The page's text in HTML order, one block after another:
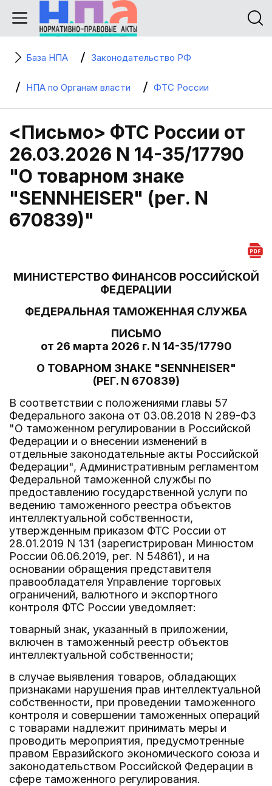
База НПА Законодательство РФ
НПА по Органам власти ФТС России
<Письмо> ФТС России от
26.03.2026 N 14-35/17790
"О товарном знаке
"SENNHEISER" (рег. N
670839)"
МИНИСТЕРСТВО ФИНАНСОВ РОССИЙСКОЙ
ФЕДЕРАЦИИ
ФЕДЕРАЛЬНАЯ ТАМОЖЕННАЯ СЛУЖБА
ПИСЬМО
от 26 марта 2026 г. N 14-35/17790
О ТОВАРНОМ ЗНАКЕ "SENNHEISER"
(РЕГ. N 670839)
В соответствии с положениями главы 57
Федерального закона от 03.08.2018 N 289-ФЗ
"О таможенном регулировании в Российской
Федерации и о внесении изменений в
отдельные законодательные акты Российской
Федерации", Административным регламентом
Федеральной таможенной службы по
предоставлению государственной услуги по
ведению таможенного реестра объектов
интеллектуальной собственности,
утвержденным приказом ФТС России от
28.01.2019 N 131 (зарегистрирован Минюстом
России 06.06.2019, рег. N 54861), и на
основании обращения представителя
правообладателя Управление торговых
ограничений, валютного и экспортного
контроля ФТС России уведомляет:
товарный знак, указанный в приложении,
включен в таможенный реестр объектов
интеллектуальной собственности;
в случае выявления товаров, обладающих
признаками нарушения прав интеллектуальной
собственности, при проведении таможенного
контроля и совершении таможенных операций
с товарами надлежит принимать меры и
проводить мероприятия, предусмотренные
правом Евразийского экономического союза и
законодательством Российской Федерации в
сфере таможенного регулирования.